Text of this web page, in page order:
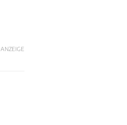
ANZEIGE